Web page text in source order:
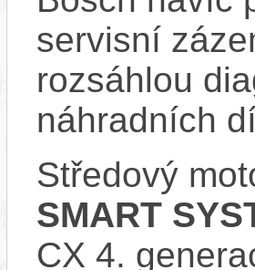
servisní
rozsáhlou
náhradních
Středový
SMART
CX 4.